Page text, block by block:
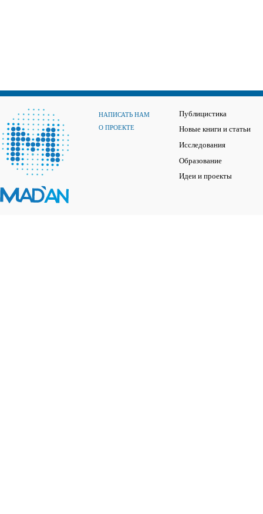
НАПИСАТЬ НАМ
О ПРОЕКТЕ
Публицистика
Новые книги и статьи
Исследования
Образование
Идеи и проекты